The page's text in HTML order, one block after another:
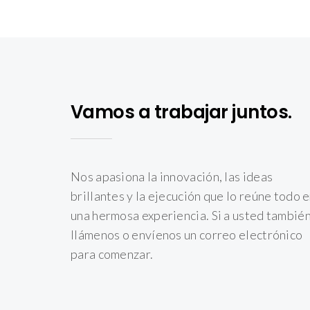
Vamos a trabajar juntos.
Nos apasiona la innovación, las ideas
brillantes y la ejecución que lo reúne todo
una hermosa experiencia. Si a usted
llámenos o envíenos un correo electrónico
para comenzar.